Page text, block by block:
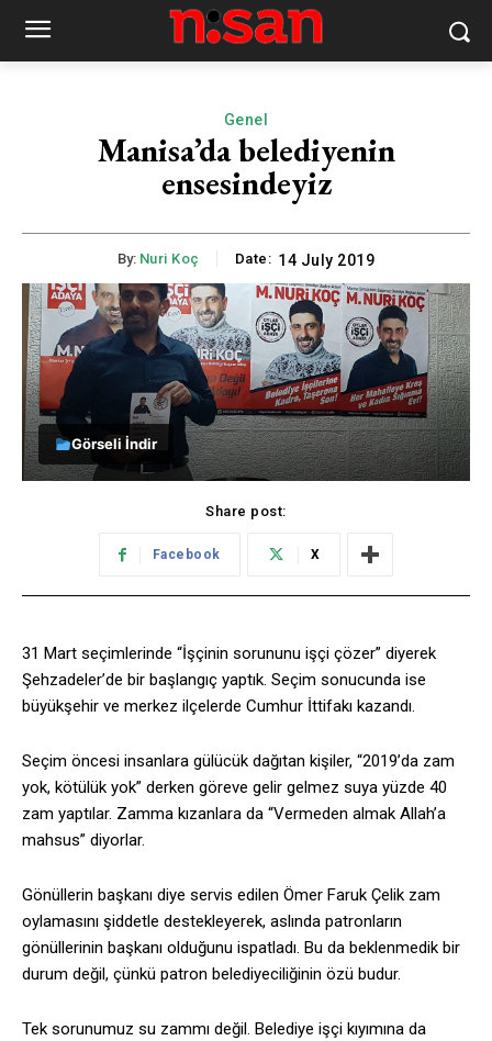
Genel
Manisa’da belediyenin
ensesindeyiz
By: Nuri Koç Date: 14 July 2019
Görseli İndir
Share post:
Facebook X
31 Mart seçimlerinde “İşçinin sorununu işçi çözer” diyerek
Şehzadeler’de bir başlangıç yaptık. Seçim sonucunda ise
büyükşehir ve merkez ilçelerde Cumhur İttifakı kazandı.
Seçim öncesi insanlara gülücük dağıtan kişiler, “2019’da zam
yok, kötülük yok” derken göreve gelir gelmez suya yüzde 40
zam yaptılar. Zamma kızanlara da “Vermeden almak Allah’a
mahsus” diyorlar.
Gönüllerin başkanı diye servis edilen Ömer Faruk Çelik zam
oylamasını şiddetle destekleyerek, aslında patronların
gönüllerinin başkanı olduğunu ispatladı. Bu da beklenmedik bir
durum değil, çünkü patron belediyeciliğinin özü budur.
Tek sorunumuz su zammı değil. Belediye işçi kıyımına da